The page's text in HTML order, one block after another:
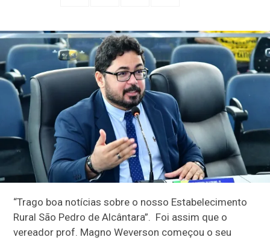
“Trago boa notícias sobre o nosso Estabelecimento
Rural São Pedro de Alcântara”. Foi assim que o
vereador prof. Magno Weverson começou o seu